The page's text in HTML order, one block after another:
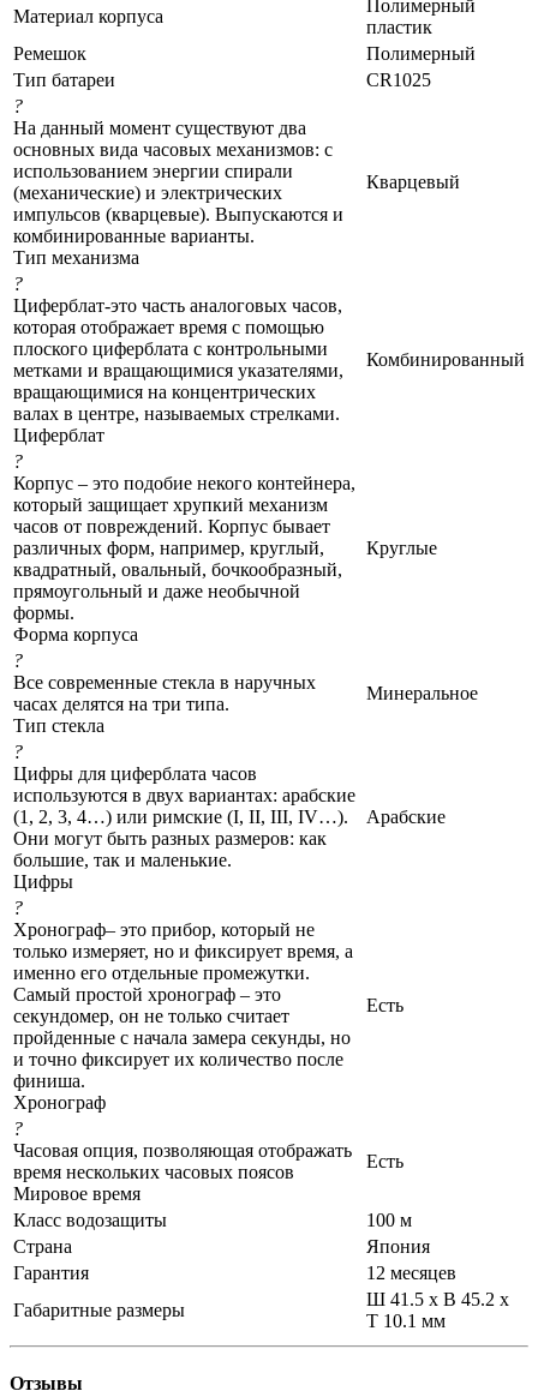
Материал корпуса
Полимерный
пластик
Ремешок
Полимерный
Тип батареи
CR1025
?
На данный момент существуют два
основных вида часовых механизмов: с
использованием энергии спирали
(механические) и электрических
импульсов (кварцевые). Выпускаются и
комбинированные варианты.
Тип механизма
Кварцевый
?
Циферблат-это часть аналоговых часов,
которая отображает время с помощью
плоского циферблата с контрольными
метками и вращающимися указателями,
вращающимися на концентрических
валах в центре, называемых стрелками.
Циферблат
Комбинированный
?
Корпус – это подобие некого контейнера,
который защищает хрупкий механизм
часов от повреждений. Корпус бывает
различных форм, например, круглый,
квадратный, овальный, бочкообразный,
прямоугольный и даже необычной
формы.
Форма корпуса
Круглые
?
Все современные стекла в наручных
часах делятся на три типа.
Тип стекла
Минеральное
?
Цифры для циферблата часов
используются в двух вариантах: арабские
(1, 2, 3, 4…) или римские (I, II, III, IV…).
Они могут быть разных размеров: как
большие, так и маленькие.
Цифры
Арабские
?
Хронограф– это прибор, который не
только измеряет, но и фиксирует время, а
именно его отдельные промежутки.
Самый простой хронограф – это
секундомер, он не только считает
пройденные с начала замера секунды, но
и точно фиксирует их количество после
финиша.
Хронограф
Есть
?
Часовая опция, позволяющая отображать
время нескольких часовых поясов
Мировое время
Есть
Класс водозащиты
100 м
Страна
Япония
Гарантия
12 месяцев
Габаритные размеры
Ш 41.5 x В 45.2 x
Т 10.1 мм
Отзывы